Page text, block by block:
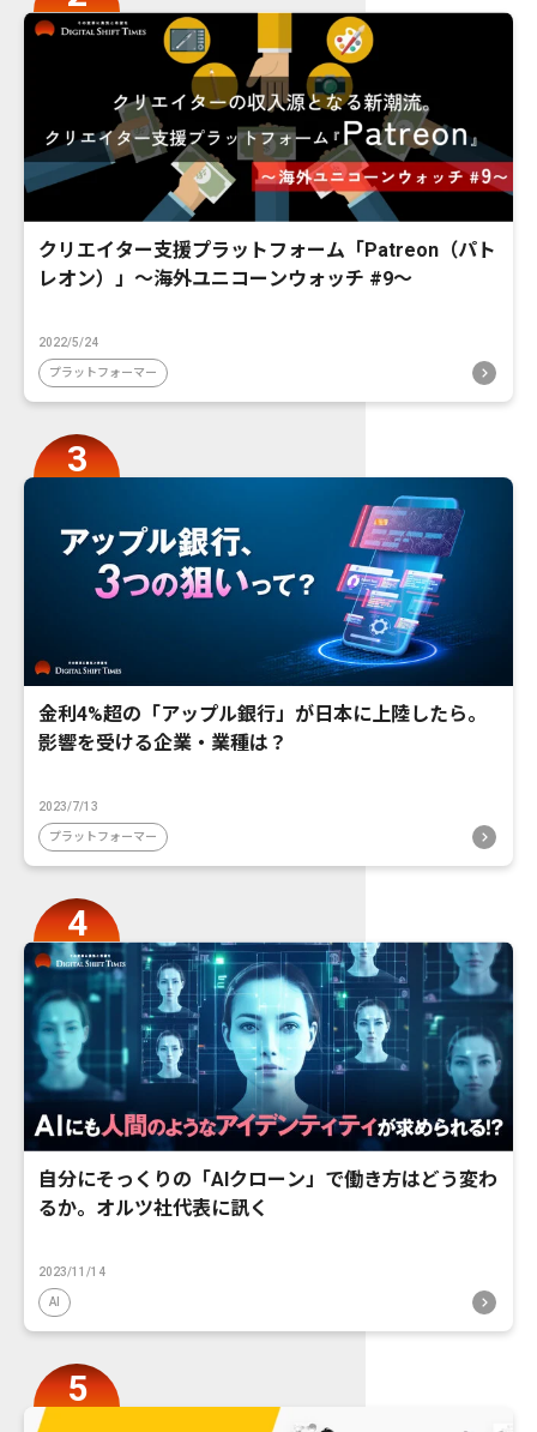
クリエイター支援プラットフォーム「Patreon（パト
レオン）」〜海外ユニコーンウォッチ #9〜
2022/5/24
プラットフォーマー
金利4%超の「アップル銀行」が日本に上陸したら。
影響を受ける企業・業種は？
2023/7/13
プラットフォーマー
自分にそっくりの「AIクローン」で働き方はどう変わ
るか。オルツ社代表に訊く
2023/11/14
AI